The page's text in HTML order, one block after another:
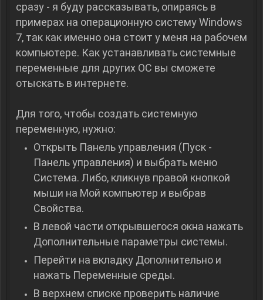
сразу - я буду рассказывать, опираясь в
примерах на операционную систему Windows
7, так как именно она стоит у меня на рабочем
компьютере. Как устанавливать системные
переменные для других ОС вы сможете
отыскать в интернете.
Для того, чтобы создать системную
переменную, нужно:
Открыть Панель управления (Пуск -
Панель управления) и выбрать меню
Система. Либо, кликнув правой кнопкой
мыши на Мой компьютер и выбрав
Свойства.
В левой части открывшегося окна нажать
Дополнительные параметры системы.
Перейти на вкладку Дополнительно и
нажать Переменные среды.
В верхнем списке проверить наличие